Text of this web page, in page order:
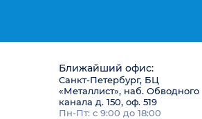
Ближайший офис:
Санкт-Петербург, БЦ
«Металлист», наб. Обводного
канала д. 150, оф. 519
Пн-Пт: с 9:00 до 18:00